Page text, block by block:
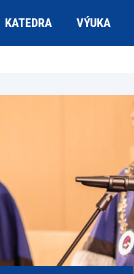
KATEDRA VÝUKA